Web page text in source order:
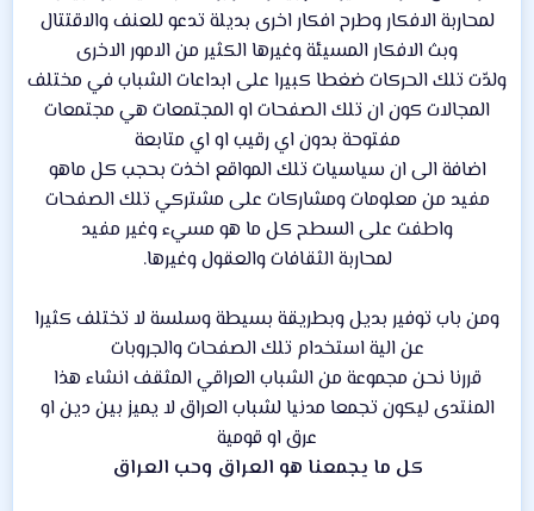
لمحاربة الافكار وطرح افكار اخرى بديلة تدعو للعنف والاقتتال
وبث الافكار المسيئة وغيرها الكثير من الامور الاخرى
ولدّت تلك الحركات ضغطا كبيرا على ابداعات الشباب في مختلف
المجالات كون ان تلك الصفحات او المجتمعات هي مجتمعات
مفتوحة بدون اي رقيب او اي متابعة
اضافة الى ان سياسيات تلك المواقع اخذت بحجب كل ماهو
مفيد من معلومات ومشاركات على مشتركي تلك الصفحات
واطفت على السطح كل ما هو مسيء وغير مفيد
لمحاربة الثقافات والعقول وغيرها.
ومن باب توفير بديل وبطريقة بسيطة وسلسة لا تختلف كثيرا
عن الية استخدام تلك الصفحات والجروبات
قررنا نحن مجموعة من الشباب العراقي المثقف انشاء هذا
المنتدى ليكون تجمعا مدنيا لشباب العراق لا يميز بين دين او
عرق او قومية
كل ما يجمعنا هو العراق وحب العراق